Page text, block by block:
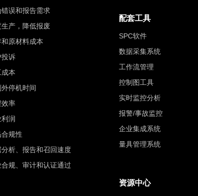
误和报告需求
产，降低报废
和原材料成本
诉
本
停机时间
率
润
规性
析、报告和召回速度
规、审计和认证通过
配套工具
SPC软件
数据采集系统
工作流管理
控制图工具
实时监控分析
报警/事故监控
企业集成系统
量具管理系统
资源中心